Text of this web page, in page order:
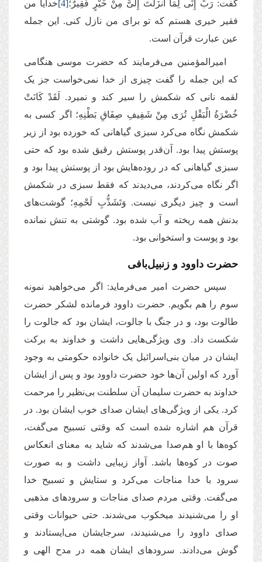
گفت: رَبِّ إِنِّی لِمَا أَنزَلْتَ إِلَیَّ مِنْ خَیْرٍ فَقِیرٌ؛[4]خدایا من
فقیر خیری هستم که تو برای من نازل کنی. این جمله
عین عبارت قرآن است.
امیرالمؤمنین می‌فرمایند که حضرت موسی هنگامی
که این جمله را گفت چیزی از خدا نمی‌خواست جز یک
لقمه نانی که شکمش را سیر کند و نمیرد. لَقَدْ كَانَتْ
خُضْرَةُ الْبَقْلِ تُرَى مِنْ شَفِیفِ صِفَاقِ بَطْنِهِ؛ اگر کسی به
شکمش نگاه می‌کرد سبزی گیاهانی که خورده بود از زیر
پوستش پیدا بود. آن‌قدر پوستش رقیق شده بود که حتی
سبزی گیاهانی که در روده‌هایش بود از پوستش پیدا بود و
اگر نگاه می‌کردند، می‌دیدند که فقط سبزی در شکمش
است و چیز دیگری نیست. وَتَشَذُّبِ لَحْمِهِ؛ گوشت‌های
بدنش همه ریخته و آب شده بود. گوشتی به تنش نمانده
بود و پوست و استخوانی بود.
حضرت داوود و زنبیل‌بافی
سپس حضرت امیر می‌فرماید: اگر می‌خواهید نمونه
سوم را هم بگویم. حضرت داوود فرمانده لشکر حضرت
طالوت بود، و در جنگ با جالوت، ایشان بود که جالوت را
شکست داد. وی ویژگی‌هایی داشت و خداوند به برکت
ایشان در میان بنی‌اسرائیل یک خانواده حکومتی به وجود
آورد که اولین آن‌ها خود حضرت داوود بود و پس از ایشان
خداوند به حضرت سلیمان آن سلطنت بی‌نظیر را مرحمت
کرد. یکی از ویژگی‌های ایشان صدای خوب ایشان بود. در
قرآن هم اشاره شده است که وقتی تسبیح می‌گفت،
کوه‌ها با او هم‌صدا می‌شدند که شاید به معنای انعکاس
صوت در کوه‌ها باشد. آواز زیبایی داشت و به صورت
سرود با خدا مناجات می‌کرد و ستایش و تسبیح خدا
می‌گفت. وقتی مردم صدای مناجات و سرودهای مذهبی
او را می‌شنیدند میخکوب می‌شدند. حتی حیوانات وقتی
صدای داوود را می‌شنیدند، سرجایشان می‌ایستادند و
گوش می‌دادند. سرودهای ایشان همه در مدح الهی و